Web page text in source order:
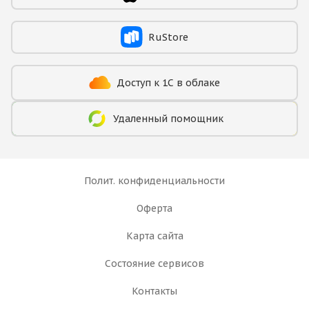
Доступ к 1С в облаке
Удаленный помощник
RuStore
Полит. конфиденциальности
Оферта
Карта сайта
Состояние сервисов
Контакты